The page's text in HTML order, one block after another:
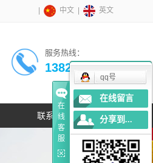
中文 英文
服务热线：
13823794612
联系我们
在
线
客
服
qq号
在线留言
分享到...